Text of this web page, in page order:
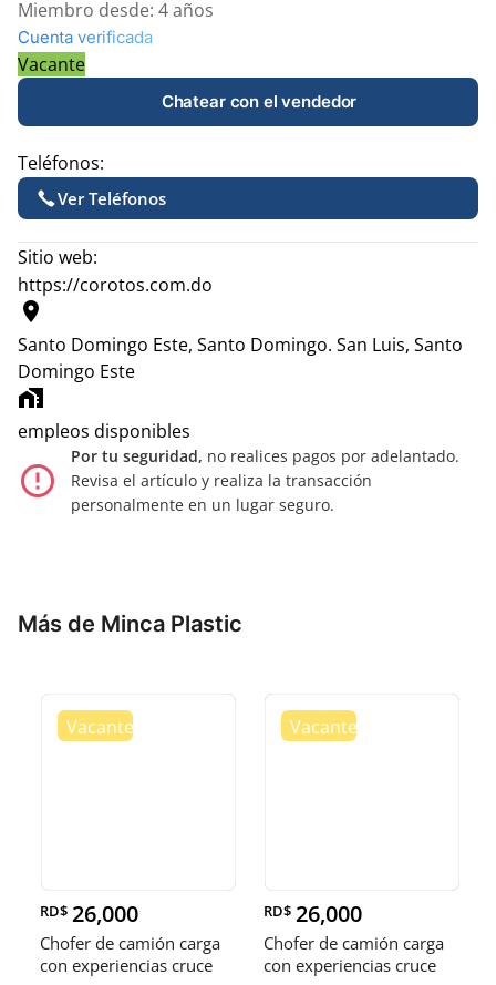
Miembro desde: 4 años
Cuenta verificada
Vacante
Chatear con el vendedor
Teléfonos:
Ver Teléfonos
Sitio web:
https://corotos.com.do
location_on
Santo Domingo Este, Santo Domingo. San Luis, Santo
Domingo Este
home_work
empleos disponibles
error_outline
Por tu seguridad, no realices pagos por adelantado.
Revisa el artículo y realiza la transacción
personalmente en un lugar seguro.
Más de Minca Plastic
RD$ 26,000
Chofer de camión carga
con experiencias cruce
RD$ 26,000
Chofer de camión carga
con experiencias cruce